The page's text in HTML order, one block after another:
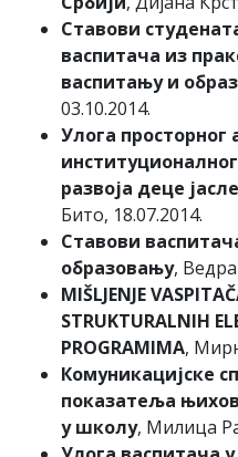
Ставови
васпитача из
васпитању и
03.10.2014.
Улога просторног
развоја деце
Бито, 18.07.2014.
Ставови
образовању,
MIŠLJENJE
STRUKTURALNIH
PROGRAMIMA,
Комуникацијске
показатеља
у школу, Милица